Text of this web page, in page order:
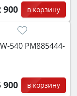
900 в корзину
540 PM885444-
900 в корзину